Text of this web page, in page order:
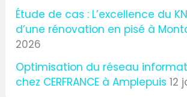
Étude de cas : L’excellence du
d’une rénovation en pisé à
2026
Optimisation du réseau
chez CERFRANCE à Amplepuis 12